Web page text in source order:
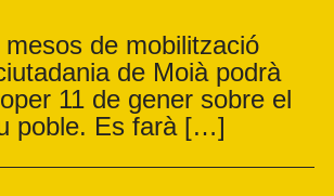
de mobilització
de Moià podrà
11 de gener sobre el
poble. Es farà […]